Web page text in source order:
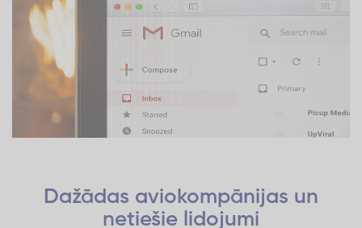
Dažādas aviokompānijas un
netiešie lidojumi